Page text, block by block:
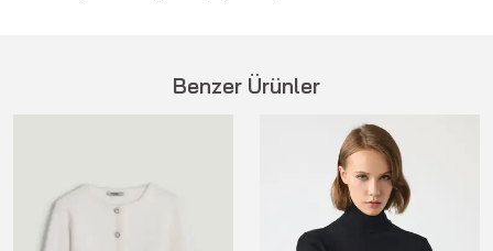
Benzer Ürünler